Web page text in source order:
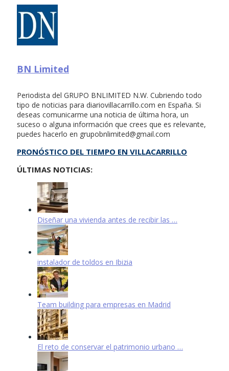
BN Limited
Periodista del GRUPO BNLIMITED N.W. Cubriendo todo
tipo de noticias para diariovillacarrillo.com en España. Si
deseas comunicarme una noticia de última hora, un
suceso o alguna información que crees que es relevante,
puedes hacerlo en grupobnlimited@gmail.com
PRONÓSTICO DEL TIEMPO EN VILLACARRILLO
ÚLTIMAS NOTICIAS:
Diseñar una vivienda antes de recibir las …
instalador de toldos en Ibizia
Team building para empresas en Madrid
El reto de conservar el patrimonio urbano …